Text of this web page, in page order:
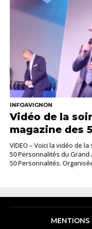
INFOAVIGNON
Vidéo de la
magazine des
VIDEO – Voici la vidéo de
50 Personnalités du Grand
50 Personnalités.
MENTIONS